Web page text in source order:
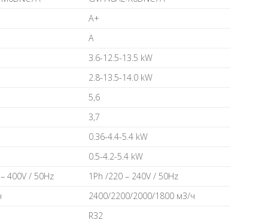
A+
A
3.6-12.5-13.5 kW
2.8-13.5-14.0 kW
5,6
3,7
0.36-4.4-5.4 kW
0.5-4.2-5.4 kW
400V / 50Hz
1Ph /220 – 240V / 50Hz
2400/2200/2000/1800 м3/ч
R32